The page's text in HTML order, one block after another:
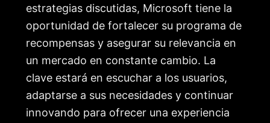
estrategias discutidas, Microsoft tiene la
oportunidad de fortalecer su programa de
recompensas y asegurar su relevancia en
un mercado en constante cambio. La
clave estará en escuchar a los usuarios,
adaptarse a sus necesidades y continuar
innovando para ofrecer una experiencia